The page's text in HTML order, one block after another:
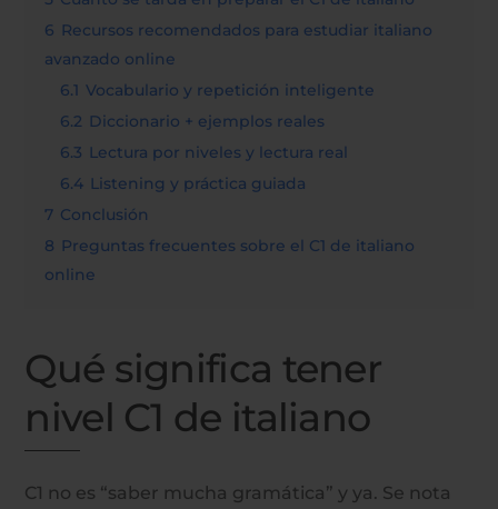
6 Recursos recomendados para estudiar italiano
avanzado online
6.1 Vocabulario y repetición inteligente
6.2 Diccionario + ejemplos reales
6.3 Lectura por niveles y lectura real
6.4 Listening y práctica guiada
7 Conclusión
8 Preguntas frecuentes sobre el C1 de italiano
online
Qué significa tener
nivel C1 de italiano
C1 no es “saber mucha gramática” y ya. Se nota